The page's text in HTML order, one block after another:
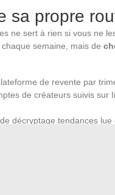
sa propre
ne sert à rien si vous ne
semaine, mais de
de revente par
de créateurs suivis sur
décryptage tendances